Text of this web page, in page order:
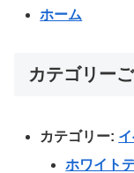
ホーム
カテゴリー
カテゴリー:
ホワイト